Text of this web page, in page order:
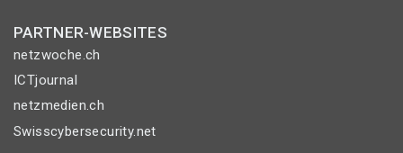
PARTNER-WEBSITES
netzwoche.ch
ICTjournal
netzmedien.ch
Swisscybersecurity.net